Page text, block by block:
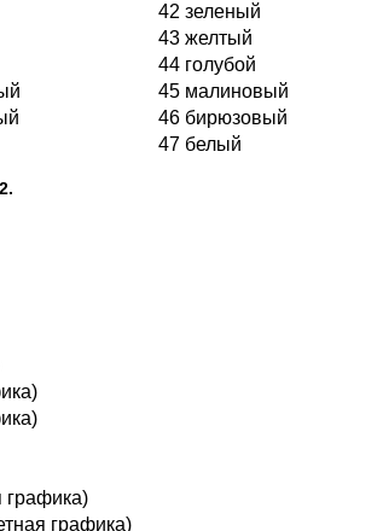
42 зеленый
43 желтый
44 голубой
45 малиновый
46 бирюзовый
47 белый
графика)
графика)